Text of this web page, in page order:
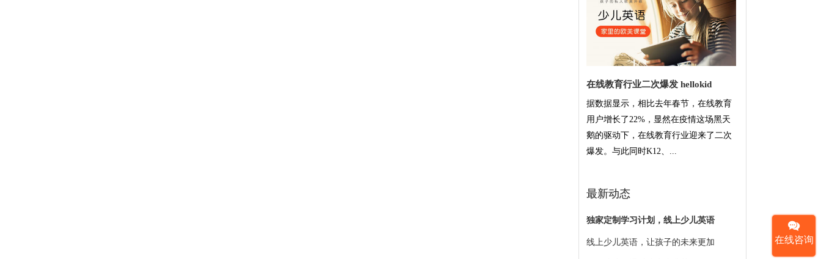
在线教育行业二次爆发 hellokid
据数据显示，相比去年春节，在线教育
用户增长了22%，显然在疫情这场黑天
鹅的驱动下，在线教育行业迎来了二次
爆发。与此同时K12、...
最新动态
独家定制学习计划，线上少儿英语
线上少儿英语，让孩子的未来更加 在线咨询